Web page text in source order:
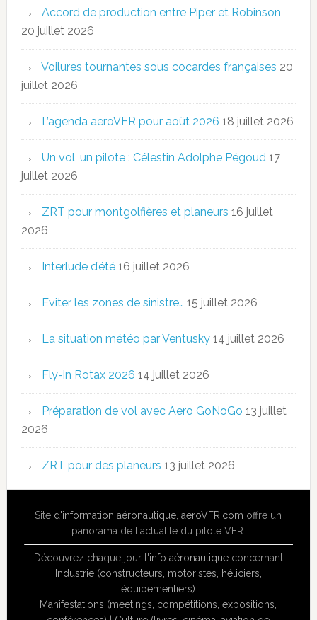
Accord de production entre Piper et Robinson
20 juillet 2026
Voilures tournantes sous cocardes françaises 20
juillet 2026
L’agenda aeroVFR pour août 2026 18 juillet 2026
Un vol, un pilote : Célestin Adolphe Pégoud 17
juillet 2026
ZRT pour montgolfières et planeurs 16 juillet
2026
Interlude d’été 16 juillet 2026
Eviter les zones de sinistre… 15 juillet 2026
La situation météo par Ventusky 14 juillet 2026
Fly-in Rotax 2026 14 juillet 2026
Préparation de vol avec Aero GoNoGo 13 juillet
2026
ZRT pour des planeurs 13 juillet 2026
Site d'information aéronautique ,aeroVFR.com offre un
panorama de l'actualité du pilote VFR.
Découvrez chaque jour l'info aéronautiqueconcernant
Industrie (constructeurs, motoristes, héliciers,
équipementiers)
Manifestations (meetings, compétitions, expositions,